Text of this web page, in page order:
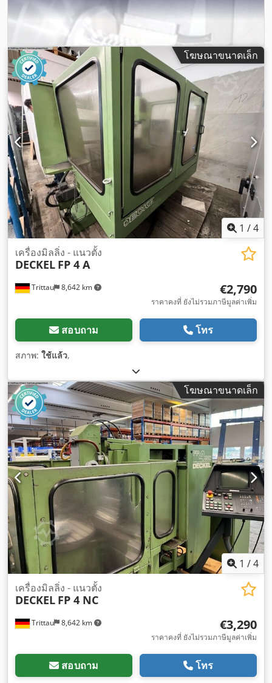
โฆษณาขนาดเล็ก
1 /4
Trittau 8,642 km
เครื่องมิลลิ่ง - แนวตั้ง
DECKEL FP 4 A
€2,790
ราคาคงที่ ยังไม่รวมภาษีมูลค่าเพิ่ม
สอบถาม โทร
สภาพ: ใช้แล้ว,
โฆษณาขนาดเล็ก
1 /4
Trittau 8,642 km
เครื่องมิลลิ่ง - แนวตั้ง
DECKEL FP 4 NC
€3,290
ราคาคงที่ ยังไม่รวมภาษีมูลค่าเพิ่ม
สอบถาม โทร